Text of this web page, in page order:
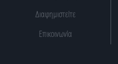
Διαφημιστείτε
Επικοινωνία